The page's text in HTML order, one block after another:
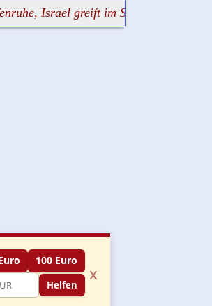
greift im Südlibanon an
100 Euro
Helfen
x